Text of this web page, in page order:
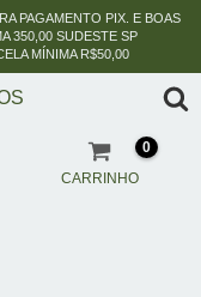
PAGAMENTO PIX. E BOAS
350,00 SUDESTE SP
MÍNIMA R$50,00
CARRINHO
0